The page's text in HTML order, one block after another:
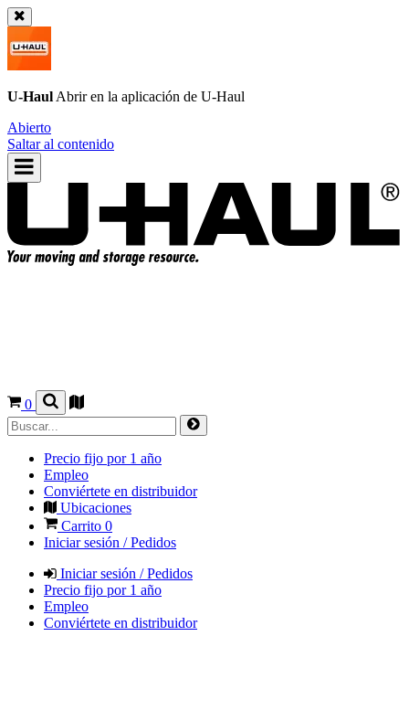
U-Haul Abrir en la aplicación de U-Haul
Abierto
Saltar al contenido
0
Precio fijo por 1 año
Empleo
Conviértete en distribuidor
Ubicaciones
Carrito 0
Iniciar sesión / Pedidos
Iniciar sesión / Pedidos
Precio fijo por 1 año
Empleo
Conviértete en distribuidor